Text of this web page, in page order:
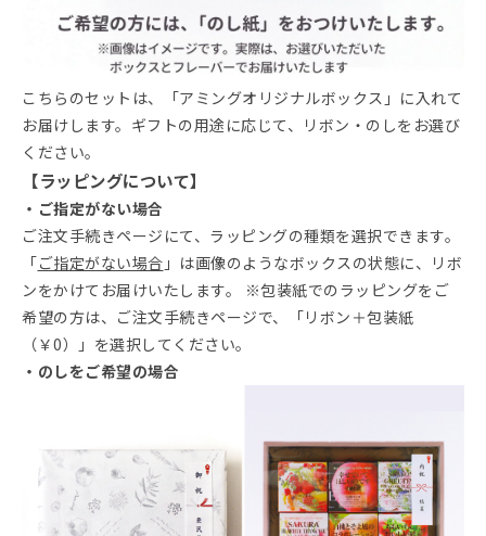
こちらのセットは、「アミングオリジナルボックス」に入れて
お届けします。ギフトの用途に応じて、リボン・のしをお選び
ください。
【ラッピングについて】
・ご指定がない場合
ご注文手続きページにて、ラッピングの種類を選択できます。
「ご指定がない場合 」は画像のようなボックスの状態に、リボ
ンをかけてお届けいたします。 ※包装紙でのラッピングをご
希望の方は、ご注文手続きページで、「リボン＋包装紙
（￥0）」を選択してください。
・のしをご希望の場合